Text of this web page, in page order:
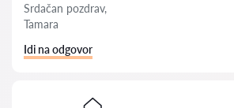
Srdačan pozdrav,
Tamara
Idi na odgovor